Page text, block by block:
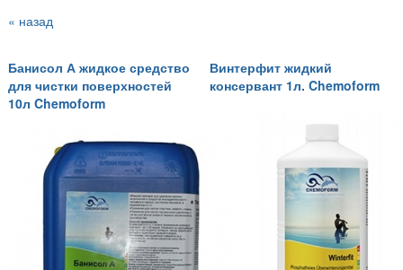
« назад
Банисол А жидкое средство
для чистки поверхностей
10л Chemoform
Винтерфит жидкий
консервант 1л. Chemoform